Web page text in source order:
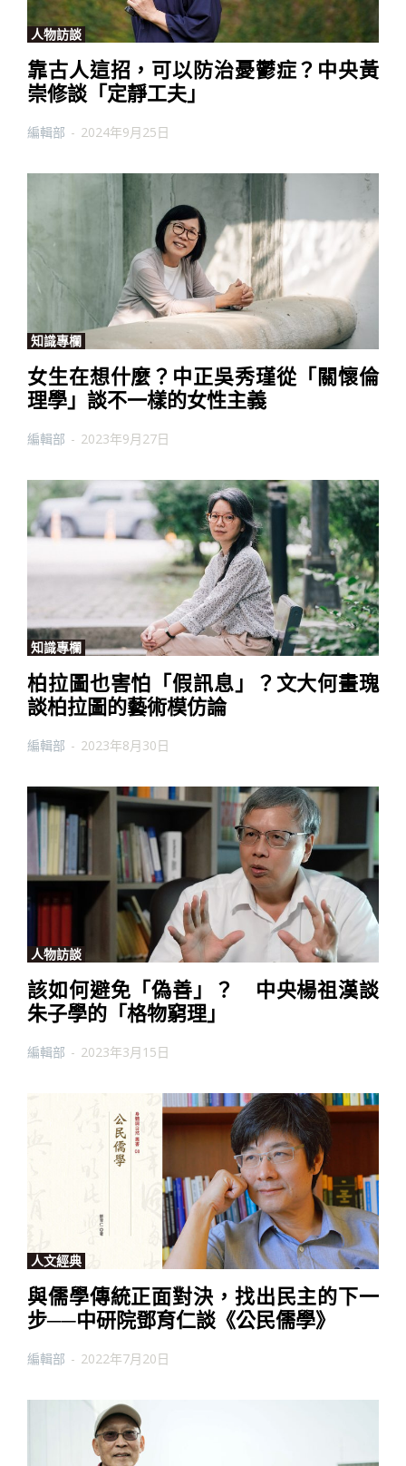
人物訪談
靠古人這招，可以防治憂鬱症？中央黃
崇修談「定靜工夫」
編輯部 - 2024年9月25日
知識專欄
女生在想什麼？中正吳秀瑾從「關懷倫
理學」談不一樣的女性主義
編輯部 - 2023年9月27日
知識專欄
柏拉圖也害怕「假訊息」？文大何畫瑰
談柏拉圖的藝術模仿論
編輯部 - 2023年8月30日
人物訪談
該如何避免「偽善」？ 中央楊祖漢談
朱子學的「格物窮理」
編輯部 - 2023年3月15日
人文經典
與儒學傳統正面對決，找出民主的下一
步──中研院鄧育仁談《公民儒學》
編輯部 - 2022年7月20日